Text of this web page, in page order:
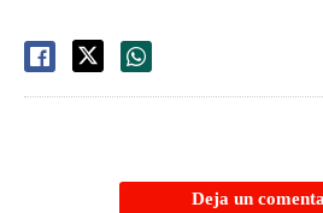
Deja un